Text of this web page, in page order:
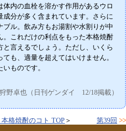
内の血栓を溶かす作用があるウロ
分が多く含まれています。さらに
ブル。飲み方もお湯割や水割りが中
。これだけの利点をもった本格焼酎
言えるでしょう。ただし、いくら
も、適量を超えてはいけません。
ものです。
野卓也（日刊ゲンダイ 12/18掲載）
第39回
格焼酎のコト TOP